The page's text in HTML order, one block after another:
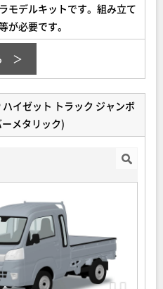
モデルキットです。組み立て
が必要です。
イゼット トラック ジャンボ
メタリック)